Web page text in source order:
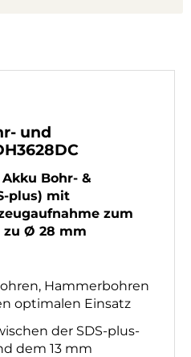
und
Bohr- &
plus) mit
zum
zu Ø 28 mm
Hammerbohren
optimalen Einsatz
der SDS-plus-
dem 13 mm